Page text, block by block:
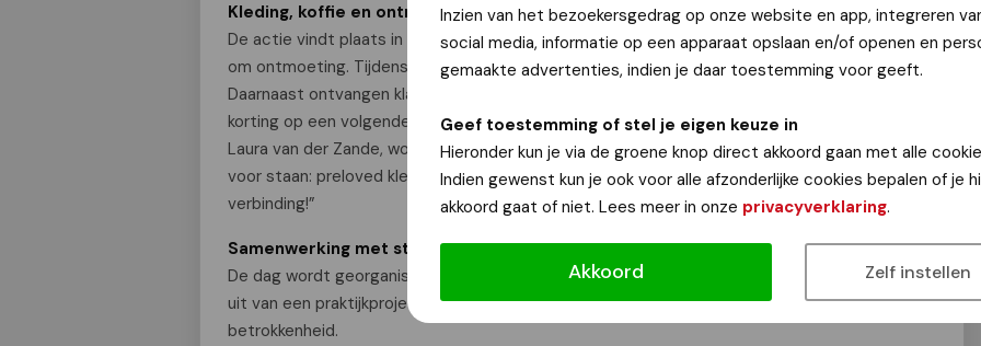
Inzien van het bezoekersgedrag op onze website en app, integreren
social media, informatie op een apparaat opslaan en/of openen en
gemaakte advertenties, indien je daar toestemming voor geeft.
Geef toestemming of stel je eigen keuze in
Hieronder kun je via de groene knop direct akkoord gaan met alle
Indien gewenst kun je ook voor alle afzonderlijke cookies bepalen of je
akkoord gaat of niet. Lees meer in onze privacyverklaring.
Akkoord Zelf instellen
Kleding, koffie en ontmoeting
De actie vindt plaats in de ReShare Store in Nijmegen en draait om tweedehands kleding en
om ontmoeting. Tijdens de dag zijn koffie en thee gratis voor alle bezoekers.
Daarnaast ontvangen klanten 50 gratis Piggy-punten, waarmee gespaard kan worden voor
korting op een volgende aankoop.
Laura van der Zande, woordvoerder van ReShare: “Dit initiatief past goed bij waar onze stores
voor staan: preloved kleding onder de aandachty brengen, maar ook combineren met
verbinding!”
Samenwerking met studenten
De dag wordt georganiseerd door studenten van Avans Academie. De actie maakt onderdeel
uit van een praktijkproject rondom maatschappelijke impact, duurzaamheid en sociale
betrokkenheid.